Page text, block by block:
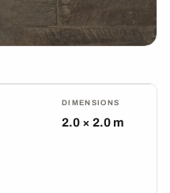
DIMENSIONS
2.0 × 2.0 m